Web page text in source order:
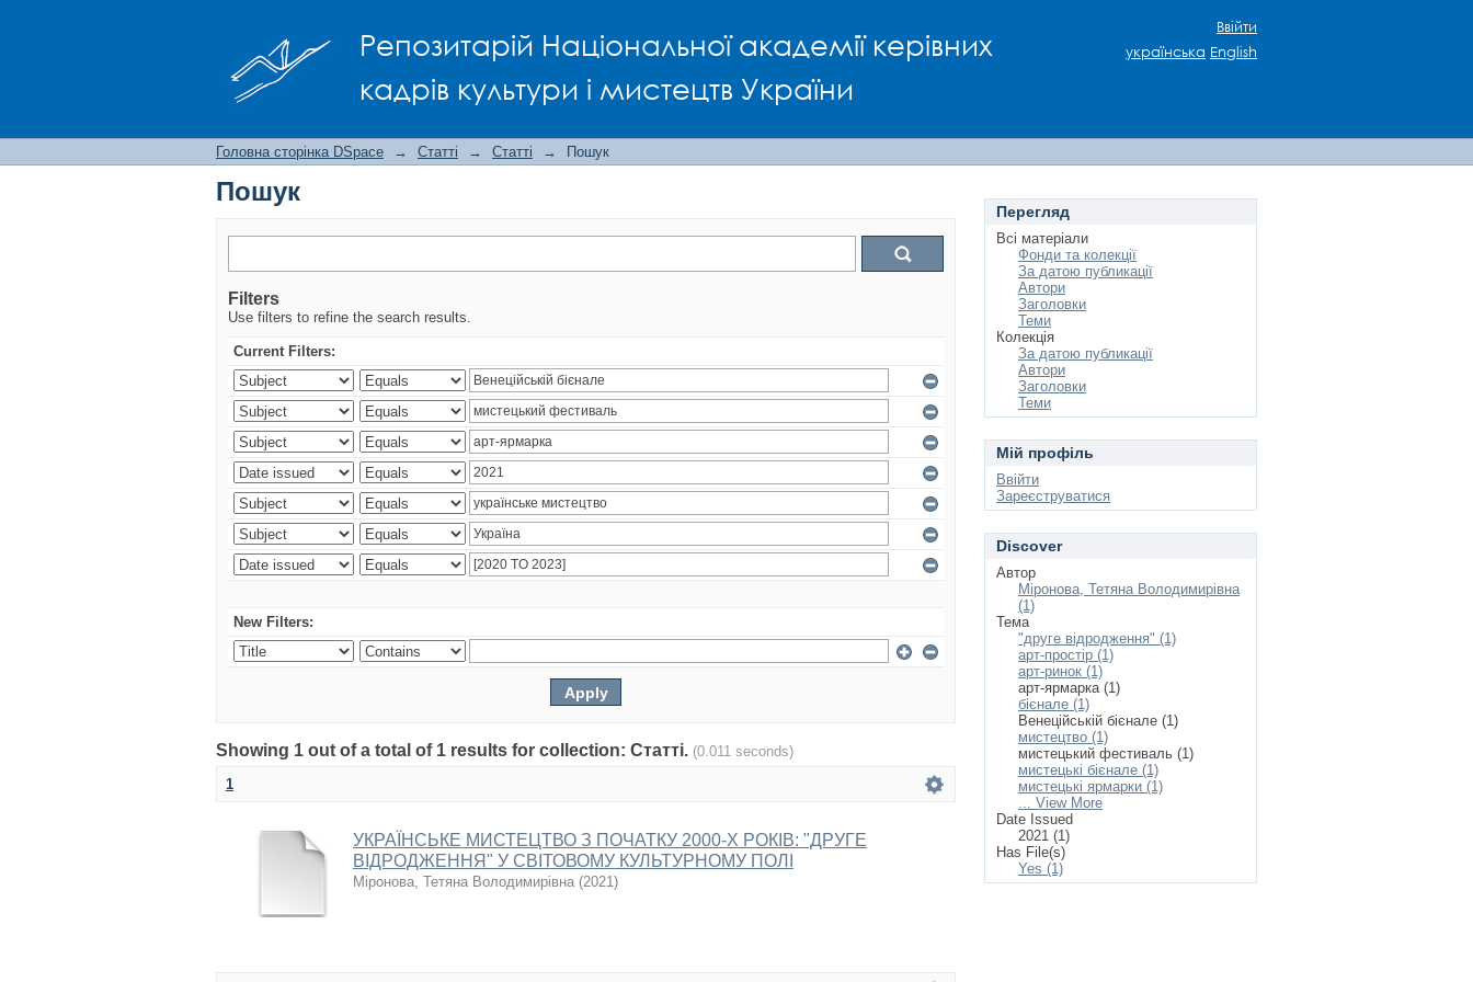
Репозитарій Національної академії керівних
кадрів культури і мистецтв України
Ввійти
українська English
Головна сторінка DSpace → Статті → Статті → Пошук
Пошук
Filters
Use filters to refine the search results.
Current Filters:
New Filters:
Showing 1 out of a total of 1 results for collection: Статті. (0.011 seconds)
1
УКРАЇНСЬКЕ МИСТЕЦТВО З ПОЧАТКУ 2000-Х РОКІВ: "ДРУГЕ
ВІДРОДЖЕННЯ" У СВІТОВОМУ КУЛЬТУРНОМУ ПОЛІ
Міронова, Тетяна Володимирівна (2021)
Перегляд
Всі матеріали
Фонди та колекції
За датою публикації
Автори
Заголовки
Теми
Колекція
За датою публикації
Автори
Заголовки
Теми
Мій профіль
Ввійти
Зареєструватися
Discover
Автор
Міронова, Тетяна Володимирівна
(1)
Тема
"друге відродження" (1)
арт-простір (1)
арт-ринок (1)
арт-ярмарка (1)
бієнале (1)
Венеційській бієнале (1)
мистецтво (1)
мистецький фестиваль (1)
мистецькі бієнале (1)
мистецькі ярмарки (1)
... View More
Date Issued
2021 (1)
Has File(s)
Yes (1)